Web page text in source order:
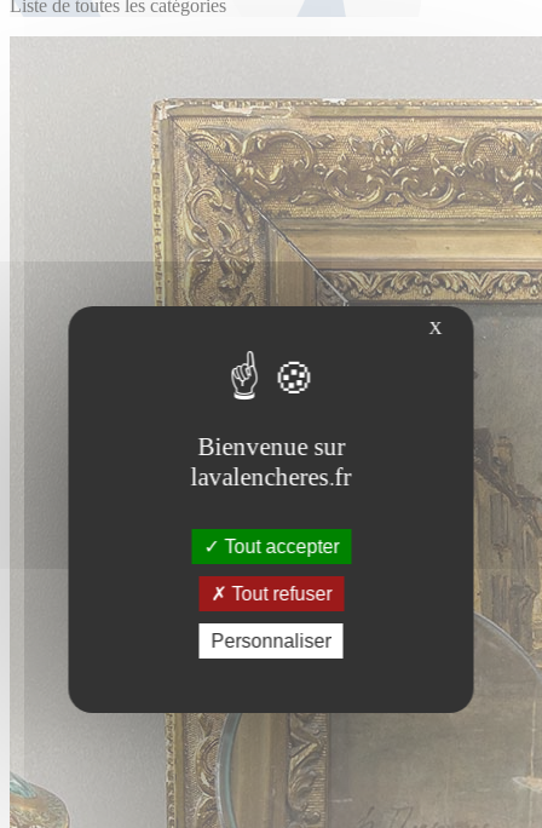
Liste de toutes les catégories
X
Bienvenue sur
lavalencheres.fr
Tout accepter
Tout refuser
Personnaliser